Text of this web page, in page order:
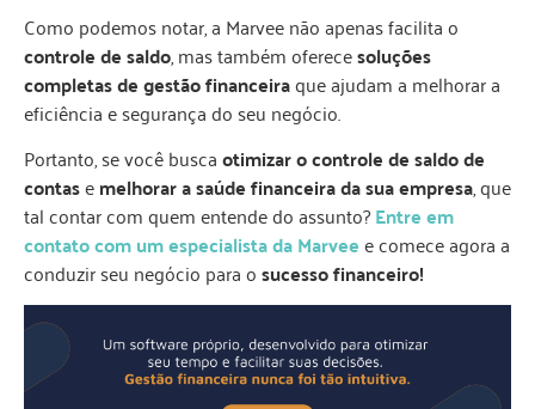
Como podemos notar, a Marvee não apenas facilita o
controle de saldo, mas também oferecesoluções
completas de gestão financeiraque ajudam a melhorar a
eficiência e segurança do seu negócio.
Portanto, se você buscaotimizar o controle de saldo de
contasemelhorar a saúde financeira da sua empresa, que
tal contar com quem entende do assunto?Entre em
contato com um especialista da Marveee comece agora a
conduzir seu negócio para osucesso financeiro!